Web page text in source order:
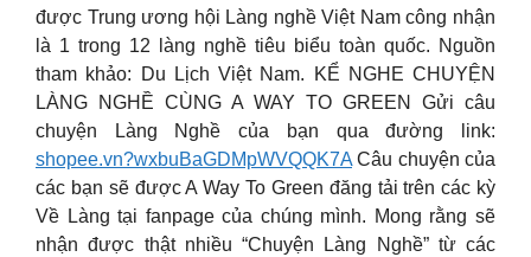
được Trung ương hội Làng nghề Việt Nam công nhận
là 1 trong 12 làng nghề tiêu biểu toàn quốc. Nguồn
tham khảo: Du Lịch Việt Nam. KỂ NGHE CHUYỆN
LÀNG NGHỀ CÙNG A WAY TO GREEN Gửi câu
chuyện Làng Nghề của bạn qua đường link:
shopee.vn?wxbuBaGDMpWVQQK7A Câu chuyện của
các bạn sẽ được A Way To Green đăng tải trên các kỳ
Về Làng tại fanpage của chúng mình. Mong rằng sẽ
nhận được thật nhiều “Chuyện Làng Nghề” từ các